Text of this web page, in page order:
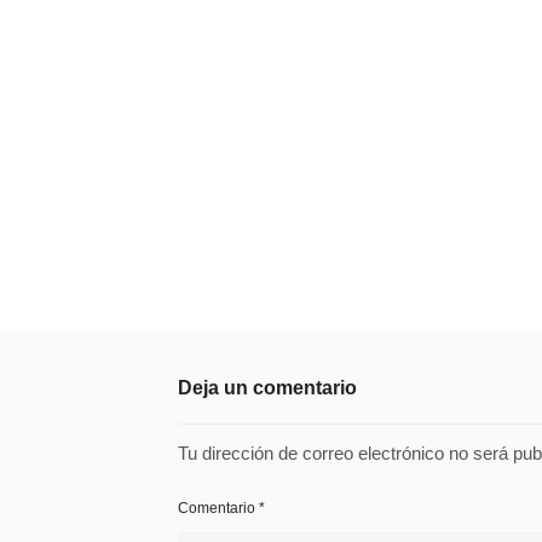
Deja un comentario
Tu dirección de correo electrónico no será
Comentario *